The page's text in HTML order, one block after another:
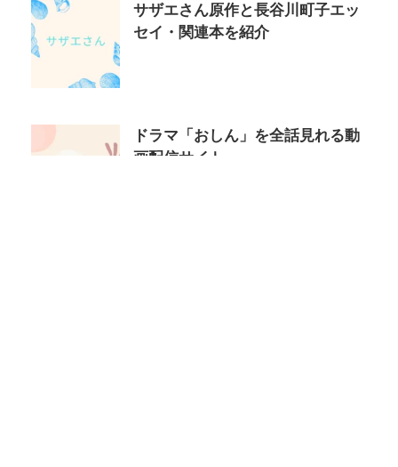
サザエさん原作と長谷川町子エッ
セイ・関連本を紹介
ドラマ「おしん」を全話見れる動
画配信サイト